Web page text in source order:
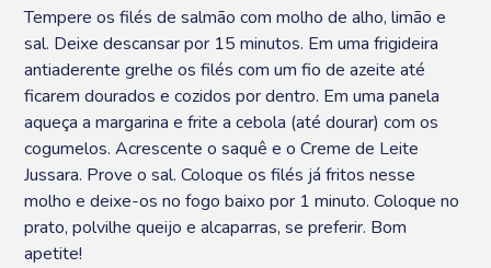
Tempere os filés de salmão com molho de alho, limão e
sal. Deixe descansar por 15 minutos. Em uma frigideira
antiaderente grelhe os filés com um fio de azeite até
ficarem dourados e cozidos por dentro. Em uma panela
aqueça a margarina e frite a cebola (até dourar) com os
cogumelos. Acrescente o saquê e o Creme de Leite
Jussara. Prove o sal. Coloque os filés já fritos nesse
molho e deixe-os no fogo baixo por 1 minuto. Coloque no
prato, polvilhe queijo e alcaparras, se preferir. Bom
apetite!